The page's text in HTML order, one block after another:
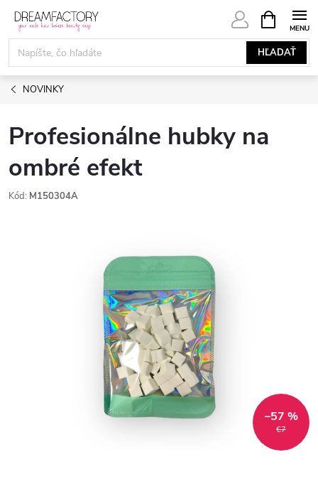
Prejsť
obsah
HĽADAŤ
KOŠÍK
NOVINKY
Profesionálne hubky na
ombré efekt
Kód: M150304A
€7
–57 %